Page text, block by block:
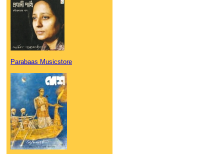
Parabaas Musicstore